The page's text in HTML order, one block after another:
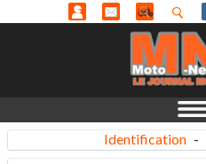
Identification -